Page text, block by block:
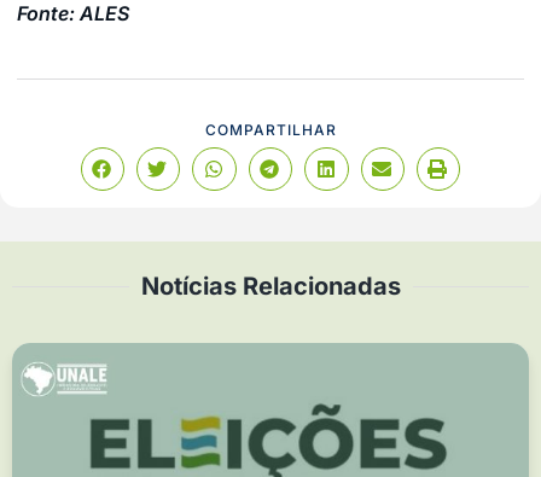
Fonte: ALES
COMPARTILHAR
Notícias Relacionadas